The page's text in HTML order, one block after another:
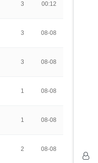
3 00:12
3 08-08
3 08-08
1 08-08
1 08-08
2 08-08